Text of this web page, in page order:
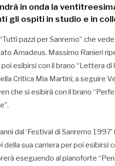
in onda la
gli ospiti in studio e in
pazzi per Sanremo” che
Amadeus. Massimo Ranieri
esibirsi con il brano “Lettera
Critica Mia Martini; a seguire
che si esibirà con il brano
dal ‘Festival di Sanremo
sua carriera per poi esibirsi
eseguendo al pianoforte